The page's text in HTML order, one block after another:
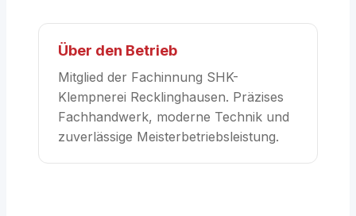
Über den Betrieb
Mitglied der Fachinnung SHK-
Klempnerei Recklinghausen. Präzises
Fachhandwerk, moderne Technik und
zuverlässige Meisterbetriebsleistung.